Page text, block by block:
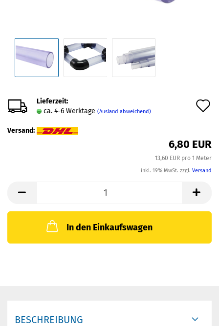
Lieferzeit:
ca. 4-6 Werktage (Ausland abweichend)
Versand:
6,80 EUR
13,60 EUR pro 1 Meter
inkl. 19% MwSt. zzgl. Versand
In den Einkaufswagen
BESCHREIBUNG